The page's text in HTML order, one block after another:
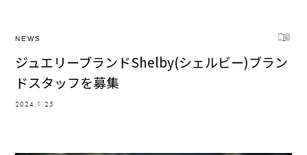
NEWS
ジュエリーブランドShelby(シェルビー)ブラン
ドスタッフを募集
2024.1.25